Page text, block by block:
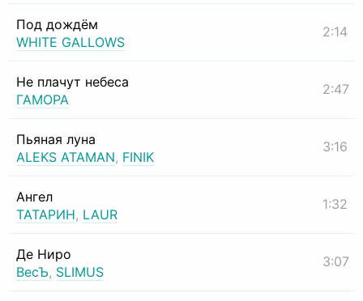
Под дождём
WHITE GALLOWS
2:14
Не плачут небеса
ГАМОРА
2:47
Пьяная луна
ALEKS ATAMAN, FINIK
3:16
Ангел
ТАТАРИН, LAUR
1:32
Де Ниро
ВесЪ, SLIMUS
3:07